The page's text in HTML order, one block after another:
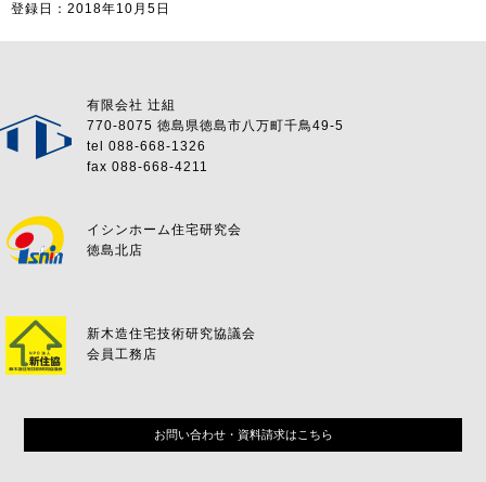
登録日：2018年10月5日
有限会社 辻組
770-8075 徳島県徳島市八万町千鳥49-5
tel 088-668-1326
fax 088-668-4211
イシンホーム住宅研究会
徳島北店
新木造住宅技術研究協議会
会員工務店
お問い合わせ・資料請求はこちら